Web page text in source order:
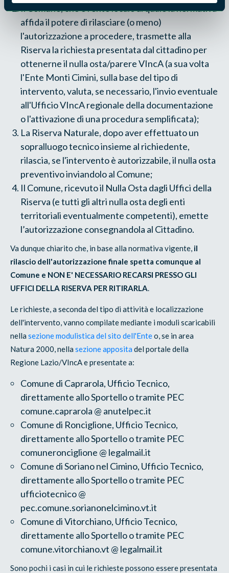
Il Comune, che è l'ente locale al quale la normativa
affida il potere di rilasciare (o meno)
l'autorizzazione a procedere, trasmette alla
Riserva la richiesta presentata dal cittadino per
ottenerne il nulla osta/parere VIncA (a sua volta
l'Ente Monti Cimini, sulla base del tipo di
intervento, valuta, se necessario, l'invio eventuale
all'Ufficio VIncA regionale della documentazione
o l'attivazione di una procedura semplificata);
La Riserva Naturale, dopo aver effettuato un
sopralluogo tecnico insieme al richiedente,
rilascia, se l'intervento è autorizzabile, il nulla osta
preventivo inviandolo al Comune;
Il Comune, ricevuto il Nulla Osta dagli Uffici della
Riserva (e tutti gli altri nulla osta degli enti
territoriali eventualmente competenti), emette
l’autorizzazione consegnandola al Cittadino.
Va dunque chiarito che, in base alla normativa vigente, il
rilascio dell'autorizzazione finale spetta comunque al
Comune e NON E' NECESSARIO RECARSI PRESSO GLI
UFFICI DELLA RISERVA PER RITIRARLA.
Le richieste, a seconda del tipo di attività e localizzazione
dell'intervento, vanno compilate mediante i moduli scaricabili
nellasezione modulistica del sito dell'Enteo, se in area
Natura 2000, nellasezione apposita del portale della
Regione Lazio/VIncA e presentate a:
Comune di Caprarola, Ufficio Tecnico,
direttamente allo Sportello o tramite PEC
comune.caprarola @ anutelpec.it
Comune di Ronciglione, Ufficio Tecnico,
direttamente allo Sportello o tramite PEC
comuneronciglione @ legalmail.it
Comune di Soriano nel Cimino, Ufficio Tecnico,
direttamente allo Sportello o tramite PEC
ufficiotecnico @
pec.comune.sorianonelcimino.vt.it
Comune di Vitorchiano, Ufficio Tecnico,
direttamente allo Sportello o tramite PEC
comune.vitorchiano.vt @ legalmail.it
Sono pochi i casi in cui le richieste possono essere presentata